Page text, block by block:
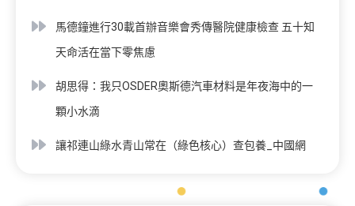
馬德鐘進行30載首辦音樂會秀傳醫院健康檢查 五十知
天命活在當下零焦慮
胡思得：我只OSDER奧斯德汽車材料是年夜海中的一
顆小水滴
讓祁連山綠水青山常在（綠色核心）查包養_中國網